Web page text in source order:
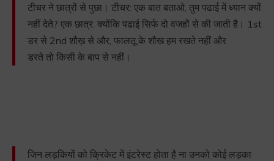
टीचर ने छात्रों से पुछा। टीचर: एक बात बताओ, तुम पढाई में ध्यान क्यों
नहीं देते? एक छात्र: क्योंकि पढाई सिर्फ दो वजहों से की जाती है। 1st
डर से 2nd शौख़ से और, फालतू के शौख हम रखते नहीं और
डरते तो किसी के बाप से नहीं।
जिन लड़कियों को क्रिकेट में इंटरेस्ट होता है ना उनको कोई लड़का